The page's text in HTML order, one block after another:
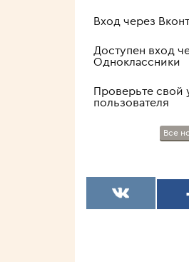
Вход через
Доступен вход
Одноклассники
Проверьте свой
пользователя
Все